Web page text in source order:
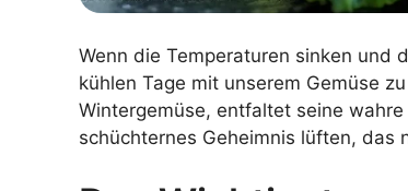
Wenn die Temperaturen sinken und
kühlen Tage mit unserem Gemüse
Wintergemüse, entfaltet seine
schüchternes Geheimnis lüften, das